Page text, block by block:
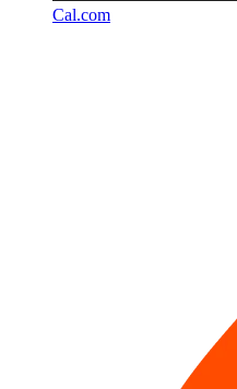
Cal.com